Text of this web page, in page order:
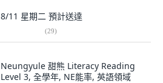
8/11 星期二 預計送達
(29)
Neungyule 甜熊 Literacy Reading
Level 3, 全學年, NE能率, 英語領域